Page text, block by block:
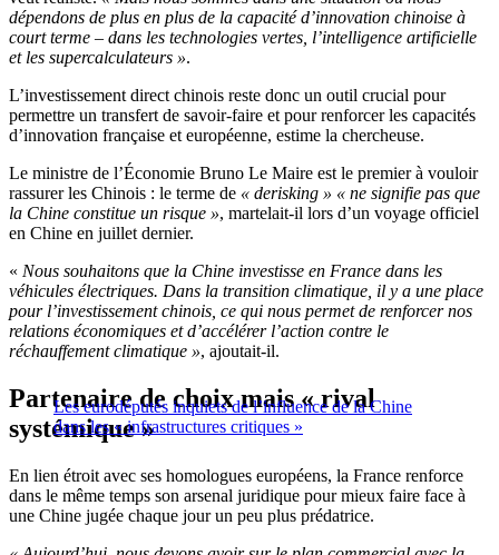
dépendons de plus en plus de la capacité d’innovation chinoise à
court terme – dans les technologies vertes, l’intelligence artificielle
et les supercalculateurs ».
L’investissement direct chinois reste donc un outil crucial pour
permettre un transfert de savoir-faire et pour renforcer les capacités
d’innovation française et européenne, estime la chercheuse.
Le ministre de l’Économie Bruno Le Maire est le premier à vouloir
rassurer les Chinois : le terme de « derisking » « ne signifie pas que
la Chine constitue un risque », martelait-il lors d’un voyage officiel
en Chine en juillet dernier.
« Nous souhaitons que la Chine investisse en France dans les
véhicules électriques. Dans la transition climatique, il y a une place
pour l’investissement chinois, ce qui nous permet de renforcer nos
relations économiques et d’accélérer l’action contre le
réchauffement climatique », ajoutait-il.
Les eurodéputés inquiets de l’influence de la Chine
dans les « infrastructures critiques »
Partenaire de choix mais « rival
systémique »
En lien étroit avec ses homologues européens, la France renforce
dans le même temps son arsenal juridique pour mieux faire face à
une Chine jugée chaque jour un peu plus prédatrice.